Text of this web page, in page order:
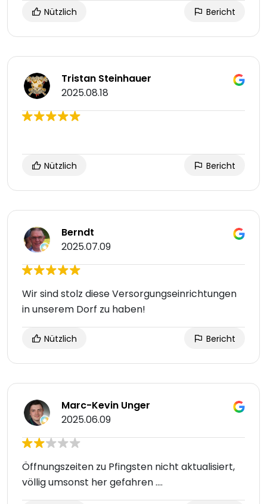
Nützlich Bericht
Tristan Steinhauer
2025.08.18
Nützlich Bericht
Berndt
2025.07.09
Wir sind stolz diese Versorgungseinrichtungen
in unserem Dorf zu haben!
Nützlich Bericht
Marc-Kevin Unger
2025.06.09
Öffnungszeiten zu Pfingsten nicht aktualisiert,
völlig umsonst her gefahren ....